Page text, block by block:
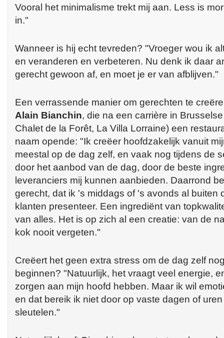
Vooral het minimalisme trekt mij aan. Less is
in."
Wanneer is hij echt tevreden? "Vroeger wou ik
en veranderen en verbeteren. Nu denk ik daar
gerecht gewoon af, en moet je er van afblijven."
Een verrassende manier om gerechten te
Alain Bianchin, die na een carrière in
Chalet de la Forêt, La Villa Lorraine) een
naam opende: "Ik creëer hoofdzakelijk vanuit
meestal op de dag zelf, en vaak nog tijdens de
door het aanbod van de dag, door de beste
leveranciers mij kunnen aanbieden. Daarrond
gerecht, dat ik 's middags of 's avonds al buiten
klanten presenteer. Een ingrediënt van
van alles. Het is op zich al een creatie: van de
kok nooit vergeten."
Creëert het geen extra stress om de dag zelf
beginnen? "Natuurlijk, het vraagt veel energie,
zorgen aan mijn hoofd hebben. Maar ik wil
en dat bereik ik niet door op vaste dagen of
sleutelen."